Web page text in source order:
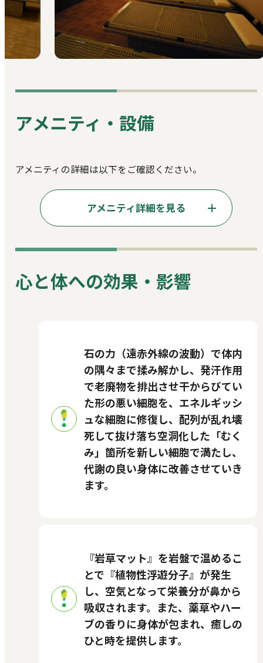
アメニティ・設備
アメニティの詳細は以下をご確認ください。
アメニティ詳細を見る
心と体への効果・影響
石の力（遠赤外線の波動）で体内
の隅々まで揉み解かし、発汗作用
で老廃物を排出させ干からびてい
た形の悪い細胞を、エネルギッシ
ュな細胞に修復し、配列が乱れ壊
死して抜け落ち空洞化した「むく
み」箇所を新しい細胞で満たし、
代謝の良い身体に改善させていき
ます。
『岩草マット』を岩盤で温めるこ
とで『植物性浮遊分子』が発生
し、空気となって栄養分が鼻から
吸収されます。また、薬草やハー
ブの香りに身体が包まれ、癒しの
ひと時を提供します。